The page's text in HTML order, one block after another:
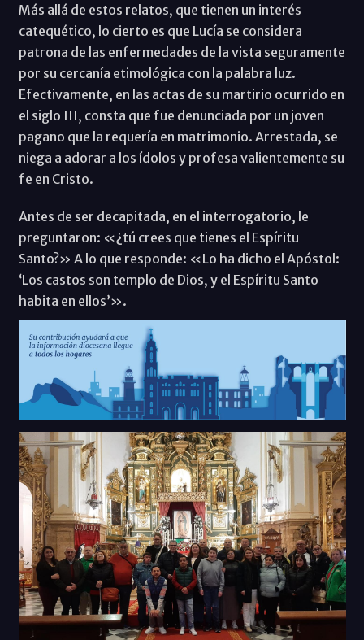
Más allá de estos relatos, que tienen un interés
catequético, lo cierto es que Lucía se considera
patrona de las enfermedades de la vista seguramente
por su cercanía etimológica con la palabra luz.
Efectivamente, en las actas de su martirio ocurrido en
el siglo III, consta que fue denunciada por un joven
pagano que la requería en matrimonio. Arrestada, se
niega a adorar a los ídolos y profesa valientemente su
fe en Cristo.
Antes de ser decapitada, en el interrogatorio, le
preguntaron: «¿tú crees que tienes el Espíritu
Santo?» A lo que responde: «Lo ha dicho el Apóstol:
‘Los castos son templo de Dios, y el Espíritu Santo
habita en ellos’».